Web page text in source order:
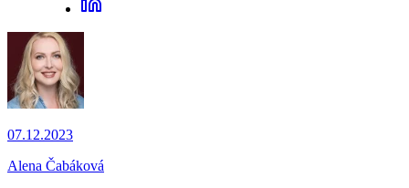
07.12.2023
Alena Čabáková